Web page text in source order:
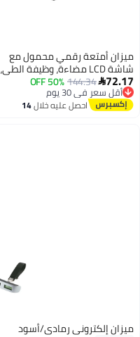
ميزان أمتعة رقمي محمول مع
شاشة LCD مضاءة، وظيفة الطي،
وسعة 110lb/50kg، ميزان دقيق
للسفر - بطارية مرفقة، دقة
0.1lb/50g.
72.17
144.34
50% OFF أقل سعر في 30 يوم
توصيل مجاني
أقل سعر في 30 يوماحصل عليه خلال14
ميزان إلكتروني رمادي/أسود